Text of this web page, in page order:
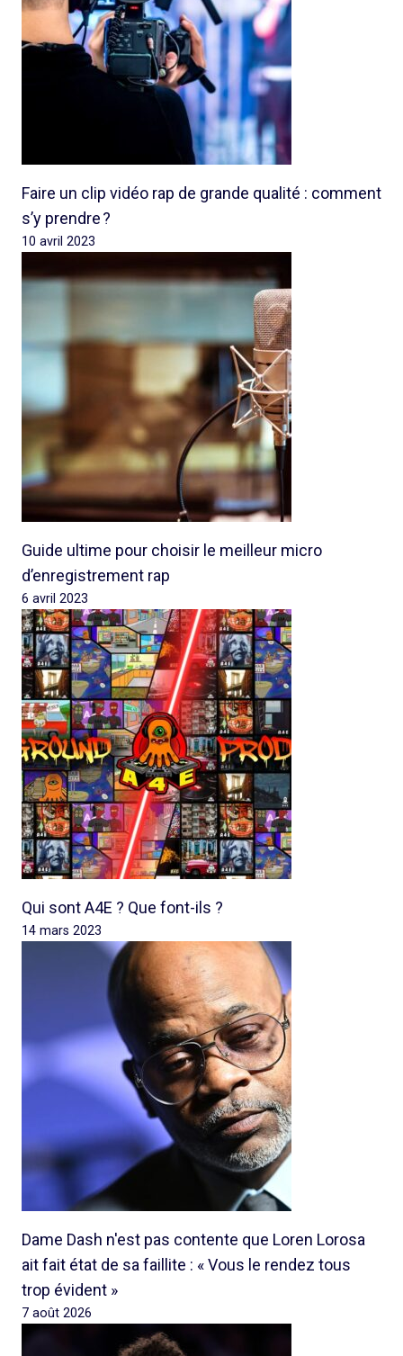
Faire un clip vidéo rap de grande qualité : comment
s’y prendre ?
10 avril 2023
Guide ultime pour choisir le meilleur micro
d’enregistrement rap
6 avril 2023
Qui sont A4E ? Que font-ils ?
14 mars 2023
Dame Dash n'est pas contente que Loren Lorosa
ait fait état de sa faillite : « Vous le rendez tous
trop évident »
7 août 2026